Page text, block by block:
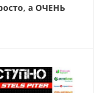
а ОЧЕНЬ